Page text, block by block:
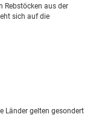
Rebstöcken aus der
sich auf die
Länder gelten gesondert